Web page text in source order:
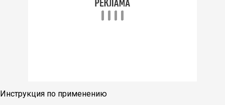
Инструкция по применению